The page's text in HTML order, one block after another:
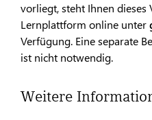
vorliegt, steht Ihnen dieses
Lernplattform online unter
Verfügung. Eine separate
ist nicht notwendig.
Weitere